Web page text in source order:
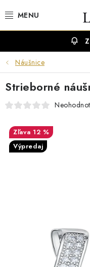
na
PRSTENE
SETY ŠPERKOV
Náušnice
Strieborné
12 %
Výpredaj